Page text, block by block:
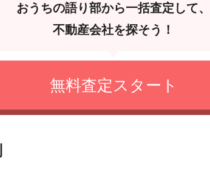
おうちの語り部から一括査定して、
不動産会社を探そう！
無料査定スタート